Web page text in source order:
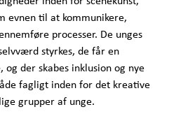
evnen til at kommunikere,
processer. De unges
styrkes, de får en
der skabes inklusion og nye
fagligt inden for det kreative
grupper af unge.